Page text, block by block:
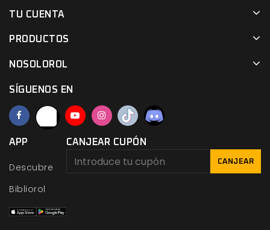
TU CUENTA
PRODUCTOS
NOSOLOROL
SÍGUENOS EN
APP
Descubre
Bibliorol
CANJEAR CUPÓN
CANJEAR